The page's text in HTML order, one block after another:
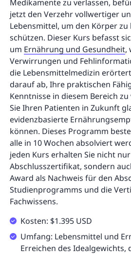
Medikamente zu verlassen,
jetzt den Verzehr vollwertiger
Lebensmittel, um den Körper zu
schützen. Dieser Kurs befasst
um Ernährung und Gesundheit,
Verwirrungen und
die Lebensmittelmedizin
darauf ab, Ihre praktischen
Kenntnisse in diesem Bereich
Sie Ihren Patienten in Zukunft
evidenzbasierte
können. Dieses Programm
alle in 10 Wochen absolviert
jeden Kurs erhalten Sie nicht
Abschlusszertifikat, sondern
Award als Nachweis für den
Studienprogramms und die
Fachwissens.
Kosten: $1.395 USD
Umfang: Lebensmittel und
Erreichen des Idealgewichts,